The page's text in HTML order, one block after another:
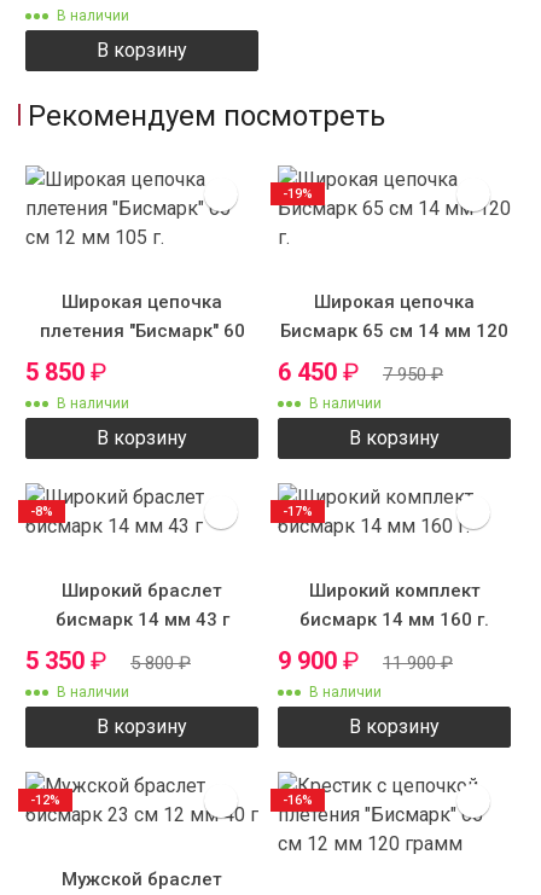
В наличии
В корзину
Рекомендуем посмотреть
Широкая цепочка
плетения "Бисмарк" 60
см 12 мм 105 г.
5 850 ₽
В наличии
В корзину
Широкая цепочка
Бисмарк 65 см 14 мм 120
6 450 ₽ 7 950₽
В наличии
В корзину
-19%
Широкий браслет
бисмарк 14 мм 43 г
5 350 ₽ 5 800₽
В наличии
В корзину
-8%
Широкий комплект
бисмарк 14 мм 160 г.
9 900 ₽ 11 900₽
В наличии
В корзину
-17%
Мужской браслет
-12% -16%